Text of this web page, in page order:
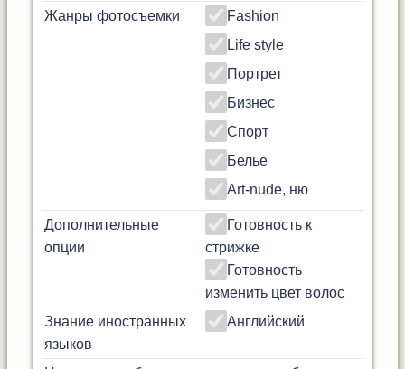
Жанры фотосъемки
Fashion
Life style
Портрет
Бизнес
Спорт
Белье
Art-nude, ню
Дополнительные
опции
Готовность к
стрижке
Готовность
изменить цвет волос
Знание иностранных
языков
Английский